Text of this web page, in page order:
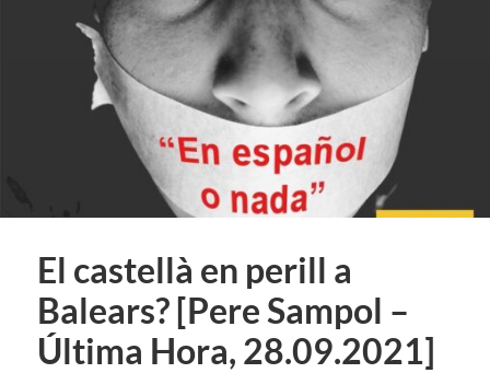
El castellà en perill a
Balears? [Pere Sampol –
Última Hora, 28.09.2021]